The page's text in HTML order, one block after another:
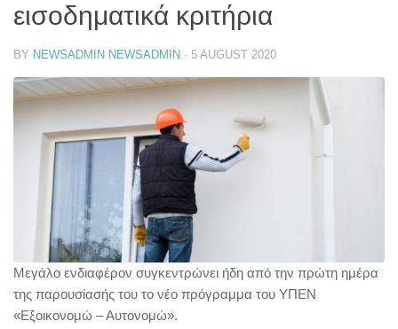
εισοδηματικά κριτήρια
BY NEWSADMIN NEWSADMIN · 5 AUGUST 2020
Μεγάλο ενδιαφέρον συγκεντρώνει ήδη από την πρώτη ημέρα
της παρουσίασής του το νέο πρόγραμμα του ΥΠΕΝ
«Εξοικονομώ – Αυτονομώ».